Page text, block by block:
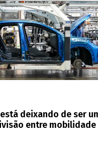
deixando de ser
entre mobilidade